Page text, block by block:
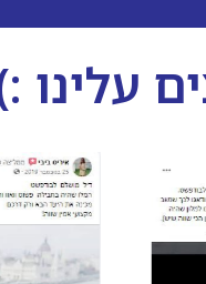
עלינו